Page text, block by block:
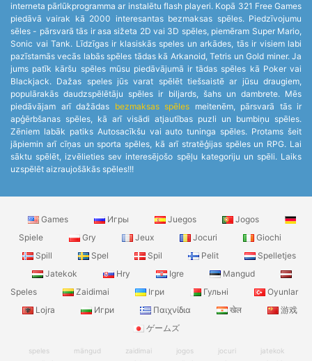
interneta pārlūkprogramma ar instalētu flash playeri. Kopā 321 Free Games
piedāvā vairak kā 2000 interesantas bezmaksas spēles. Piedzīvojumu
sēles - pārsvarā tās ir asa sižeta 2D vai 3D spēles, piemēram Super Mario,
Sonic vai Tank. Līdzīgas ir klasiskās speles un arkādes, tās ir visiem labi
pazīstamās vecās labās spēles tādas kā Arkanoid, Tetris un Gold miner. Ja
jums patīk kāršu spēles mūsu piedāvājumā ir tādas spēles kā Poker vai
Blackjack. Dažas speles jūs varat spēlēt tiešsaistē ar jūsu draugiem,
populārakās daudzspēlētāju spēles ir biljards, šahs un dambrete. Mēs
piedāvājam arī dažādas bezmaksas spēles meitenēm, pārsvarā tās ir
apģērbšanas spēles, kā arī visādi atjautības puzli un bumbiņu spēles.
Zēniem labāk patiks Autosacīkšu vai auto tuninga spēles. Protams šeit
jāpiemin arī cīņas un sporta spēles, kā arī stratēģijas spēles un RPG. Lai
sāktu spēlēt, izvēlieties sev interesējošo spēļu kategoriju un spēli. Laiks
uzspēlēt aizraujošākās spēles!!!
Games Игры Juegos
Jogos
Spiele
Gry Jeux Jocuri
Giochi
Spill
Spel Spil Pelit
Spelletjes
Jatekok
Hry Igre
Mangud
Speles
Zaidimai Ігри Гульні
Oyunlar
Lojra
Игри Παιχνίδια खेल
游戏
ゲームズ
speles mängud zaidimai jogos jocuri
jatekok